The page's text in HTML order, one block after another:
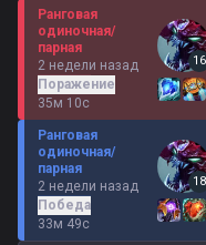
Ранговая
одиночная/
парная
2 недели назад
Поражение
35м 10с
16
Ранговая
одиночная/
парная
2 недели назад
Победа
33м 49с
18